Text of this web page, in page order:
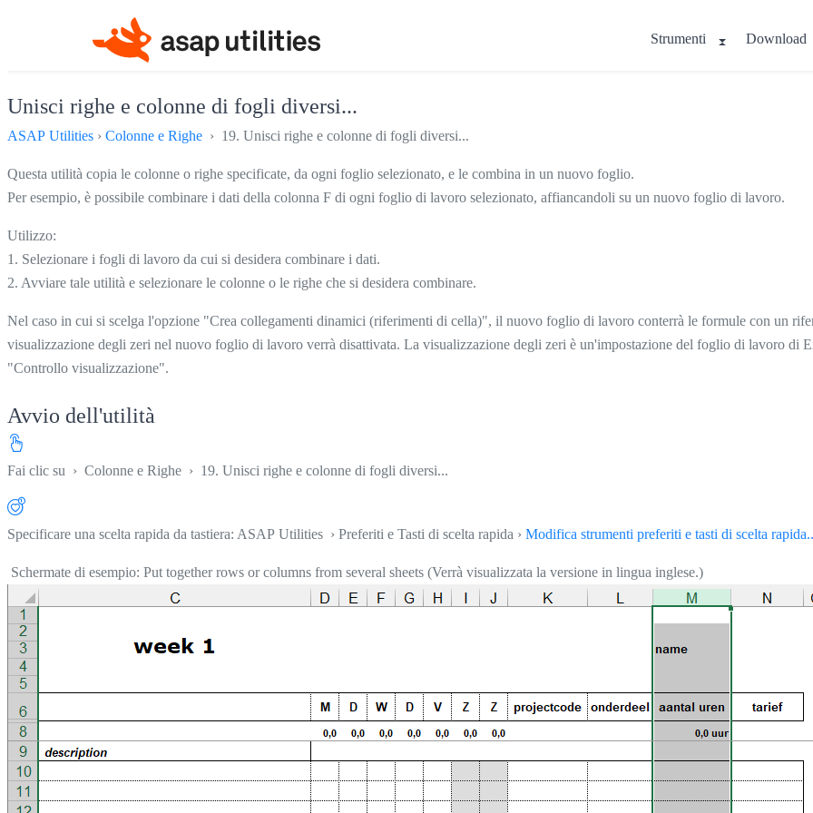
Strumenti Download
Unisci righe e colonne di fogli diversi...
ASAP Utilities › Colonne e Righe › 19. Unisci righe e colonne di fogli diversi...
Questa utilità copia le colonne o righe specificate, da ogni foglio selezionato, e le combina in un nuovo foglio.
Per esempio, è possibile combinare i dati della colonna F di ogni foglio di lavoro selezionato, affiancandoli su un nuovo foglio di lavoro.
Utilizzo:
1. Selezionare i fogli di lavoro da cui si desidera combinare i dati.
2. Avviare tale utilità e selezionare le colonne o le righe che si desidera combinare.
Nel caso in cui si scelga l'opzione "Crea collegamenti dinamici (riferimenti di cella)", il nuovo foglio di lavoro conterrà le formule con un
visualizzazione degli zeri nel nuovo foglio di lavoro verrà disattivata. La visualizzazione degli zeri è un'impostazione del foglio di lavoro di
"Controllo visualizzazione".
Avvio dell'utilità
Fai clic su › Colonne e Righe › 19. Unisci righe e colonne di fogli diversi...
Specificare una scelta rapida da tastiera: ASAP Utilities › Preferiti e Tasti di scelta rapida › Modifica strumenti preferiti e tasti di scelta
Schermate di esempio: Put together rows or columns from several sheets (Verrà visualizzata la versione in lingua inglese.)